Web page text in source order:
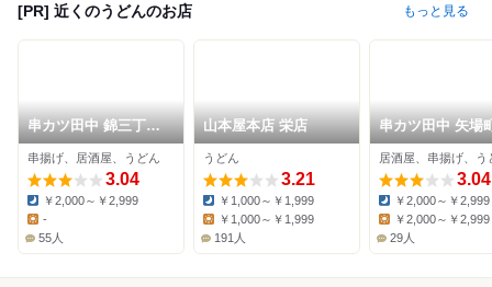
[PR] 近くのうどんのお店 もっと見る
串カツ田中 錦三丁目
店
串揚げ、居酒屋、うどん
3.04
Dinner:
￥2,000～￥2,999
Lunch:
-
55人
山本屋本店 栄店
うどん
3.21
Dinner:
￥1,000～￥1,999
￥1,000～￥1,999
191人
串カツ田中 矢場
居酒屋、串揚げ、う
3.04
Dinner:
￥2,000～￥2,999
Lunch:
￥2,000～￥2,999
29人